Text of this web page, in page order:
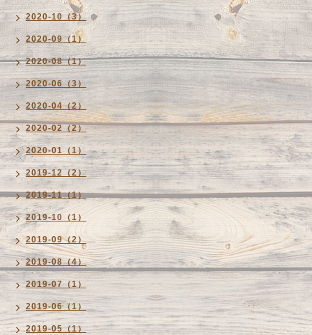
2020-10（3）
2020-09（1）
2020-08（1）
2020-06（3）
2020-04（2）
2020-02（2）
2020-01（1）
2019-12（2）
2019-11（1）
2019-10（1）
2019-09（2）
2019-08（4）
2019-07（1）
2019-06（1）
2019-05（1）